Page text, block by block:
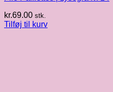
kr.69.00 stk.
Tilføj til kurv